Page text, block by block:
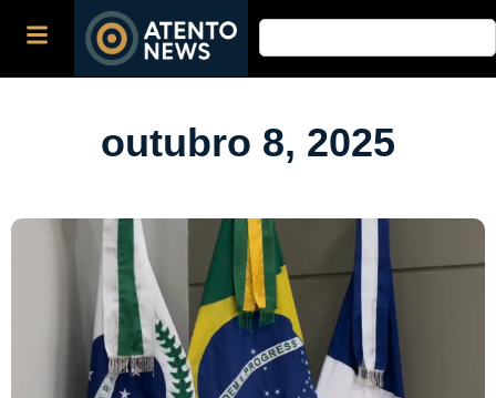
outubro 8, 2025